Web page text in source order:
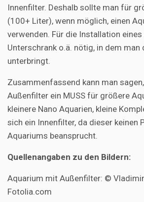
Innenfilter. Deshalb sollte man für
(100+ Liter), wenn möglich, einen
verwenden. Für die Installation
Unterschrank o.ä. nötig, in dem man
unterbringt.
Zusammenfassend kann man
Außenfilter ein MUSS für größere
kleinere Nano Aquarien, kleine
sich ein Innenfilter, da dieser keinen
Aquariums beansprucht.
Quellenangaben zu den Bildern:
Aquarium mit Außenfilter: ©
Fotolia.com